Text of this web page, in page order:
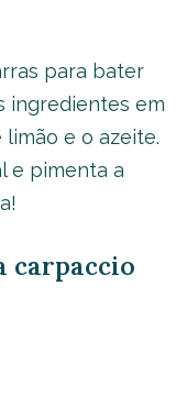
para bater
ingredientes em
e o azeite.
e pimenta a
carpaccio